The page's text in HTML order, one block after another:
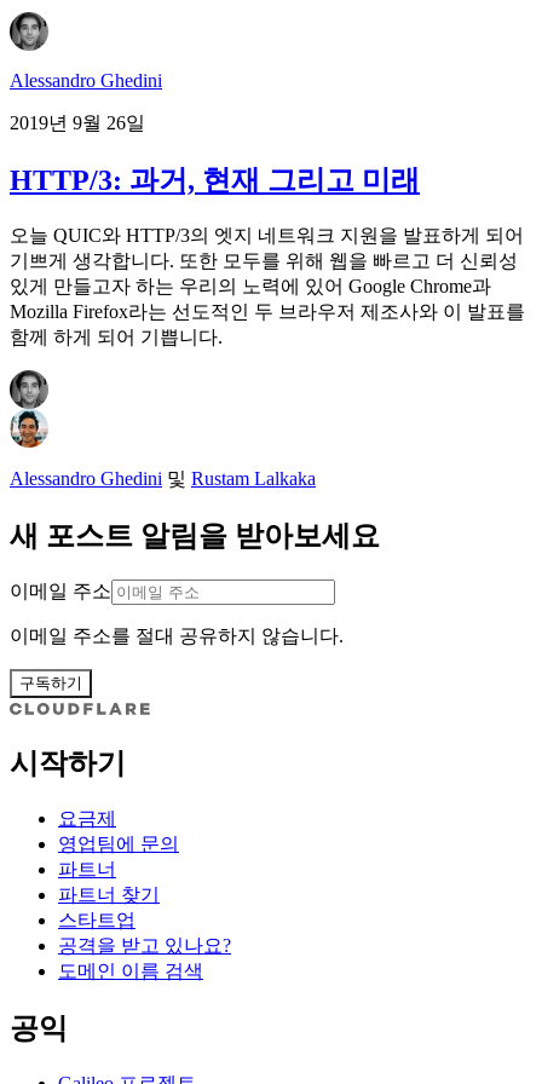
Alessandro Ghedini
2019년 9월 26일
HTTP/3: 과거, 현재 그리고 미래
오늘 QUIC와 HTTP/3의 엣지 네트워크 지원을 발표하게 되어
기쁘게 생각합니다. 또한 모두를 위해 웹을 빠르고 더 신뢰성
있게 만들고자 하는 우리의 노력에 있어 Google Chrome과
Mozilla Firefox라는 선도적인 두 브라우저 제조사와 이 발표를
함께 하게 되어 기쁩니다.
Alessandro Ghedini 및 Rustam Lalkaka
새 포스트 알림을 받아보세요
이메일 주소
이메일 주소를 절대 공유하지 않습니다.
구독하기
시작하기
요금제
영업팀에 문의
파트너
파트너 찾기
스타트업
공격을 받고 있나요?
도메인 이름 검색
공익